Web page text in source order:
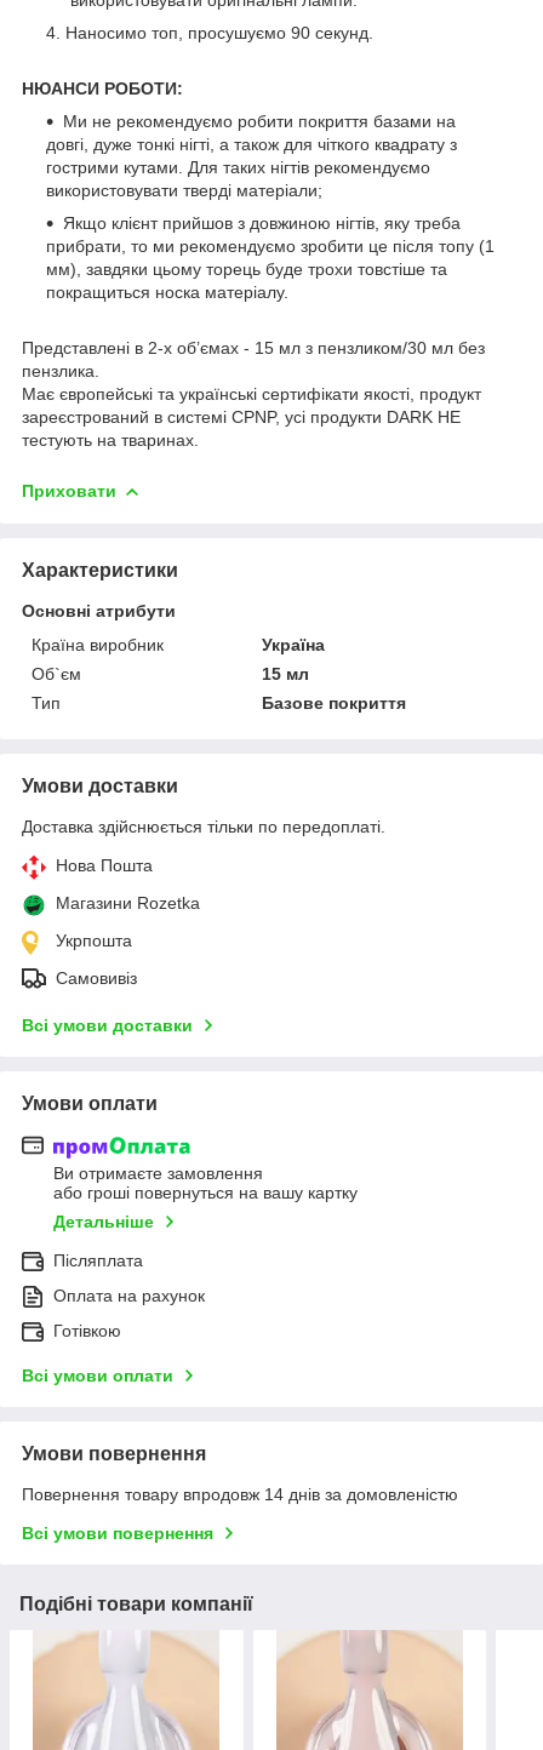
Наносимо топ, просушуємо 90 секунд.
НЮАНСИ РОБОТИ:
Ми не рекомендуємо робити покриття базами на
довгі, дуже тонкі нігті, а також для чіткого квадрату з
гострими кутами. Для таких нігтів рекомендуємо
використовувати тверді матеріали;
Якщо клієнт прийшов з довжиною нігтів, яку треба
прибрати, то ми рекомендуємо зробити це після топу (1
мм), завдяки цьому торець буде трохи товстіше та
покращиться носка матеріалу.
Представлені в 2-х об’ємах - 15 мл з пензликом/30 мл без
пензлика.
Має європейські та українські сертифікати якості, продукт
зареєстрований в системі CPNP, усі продукти DARK НЕ
тестують на тваринах.
Приховати
Характеристики
Основні атрибути
Країна виробник
Україна
Об`єм
15 мл
Тип
Базове покриття
Умови доставки
Доставка здійснюється тільки по передоплаті.
Нова Пошта
Магазини Rozetka
Укрпошта
Самовивіз
Всі умови доставки
Умови оплати
Ви отримаєте замовлення
або гроші повернуться на вашу картку
Детальніше
Післяплата
Оплата на рахунок
Готівкою
Всі умови оплати
Умови повернення
Повернення товару впродовж 14 днів за домовленістю
Всі умови повернення
Подібні товари компанії